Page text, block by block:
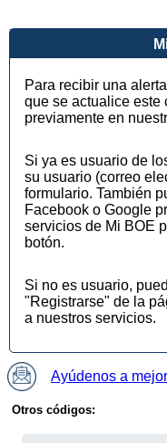
Otros códigos:
Para recibir una
que se actualice este
previamente en
Si ya es usuario de
su usuario (correo
formulario. También
Facebook o Google
servicios de Mi BOE
botón.
Si no es usuario,
"Registrarse" de la
a nuestros servicios.
Ayúdenos a